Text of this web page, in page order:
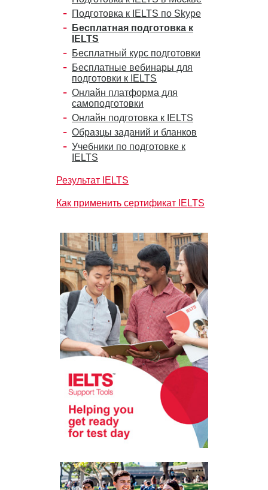
Подготовка к IELTS по Skype
Бесплатная подготовка к
IELTS
Бесплатный курс подготовки
Бесплатные вебинары для
подготовки к IELTS
Онлайн платформа для
самоподготовки
Онлайн подготовка к IELTS
Образцы заданий и бланков
Учебники по подготовке к
IELTS
Результат IELTS
Как применить сертификат IELTS